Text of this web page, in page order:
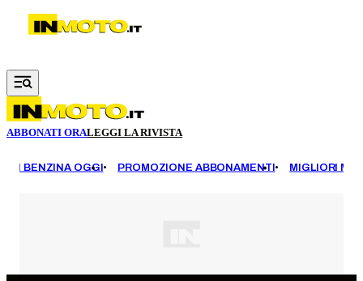
Vai al contenuto principale
ABBONATI ORALEGGI LA RIVISTA
BENZINA OGGI PROMOZIONE ABBONAMENTI MIGLIORI